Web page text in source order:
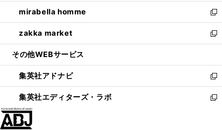
く
で
開
く
ン
ド
ウ
で
開
ウ
ィ
ン
ド
ウ
開
く
し
い
ウ
ィ
ン
ウ
で
開
く
mirabella homme
新
し
い
ウ
ン
ド
ウ
で
zakka market
新
し
ウ
ィ
ン
ド
その他WEBサービス
集英社アドナビ
新
し
い
集英社エディターズ・ラボ
新